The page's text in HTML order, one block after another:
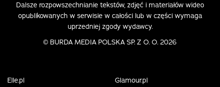
Dalsze rozpowszechnianie tekstów, zdjęć i materiałów wideo
opublikowanych w serwisie w całości lub w części wymaga
uprzedniej zgody wydawcy.
© BURDA MEDIA POLSKA SP. Z O. O. 2026
Elle.pl
Glamour.pl